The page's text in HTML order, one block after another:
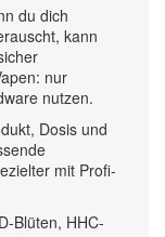
du dich
kann
nur
nutzen.
Dosis und
mit Profi-
Blüten, HHC-